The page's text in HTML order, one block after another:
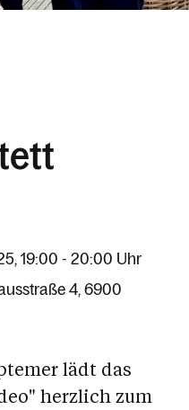
19:00 - 20:00 Uhr
4 6900
lädt das
herzlich zum